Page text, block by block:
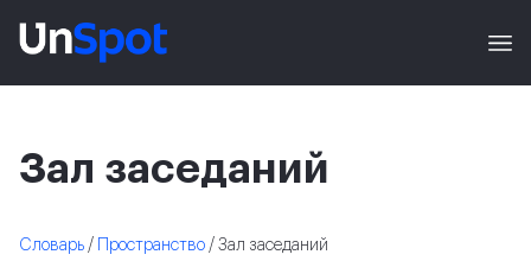
Зал заседаний
Словарь / Пространство / Зал заседаний